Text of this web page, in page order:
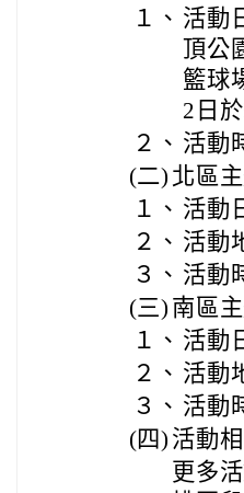
１、 活動
頂公
籃球
2日
２、 活動
(二) 北區
１、 活動
２、 活動
３、 活動
(三) 南區
１、 活動
２、 活動
３、 活動
(四) 活動
更多